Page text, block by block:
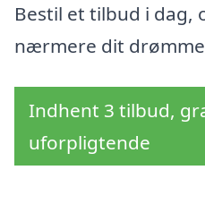
Bestil et tilbud i dag,
nærmere dit
Indhent 3 tilbud,
uforpligtende